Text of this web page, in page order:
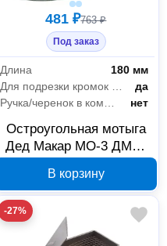
481 ₽763 ₽
Под заказ
Длина
180 мм
да
нет
Остроугольная мотыга
Дед Макар МО-3 ДМ36
В корзину
-27%